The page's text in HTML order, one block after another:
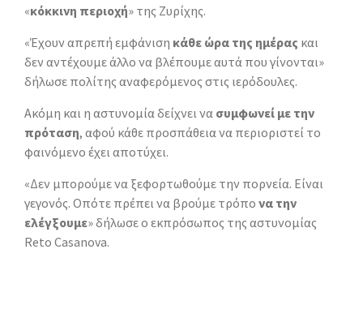
«κόκκινη περιοχή» της Ζυρίχης.
«Έχουν απρεπή εμφάνιση κάθε ώρα της ημέρας και
δεν αντέχουμε άλλο να βλέπουμε αυτά που γίνονται»
δήλωσε πολίτης αναφερόμενος στις ιερόδουλες.
Ακόμη και η αστυνομία δείχνει να συμφωνεί με την
πρόταση, αφού κάθε προσπάθεια να περιοριστεί το
φαινόμενο έχει αποτύχει.
«Δεν μπορούμε να ξεφορτωθούμε την πορνεία. Είναι
γεγονός. Οπότε πρέπει να βρούμε τρόπο να την
ελέγξουμε» δήλωσε ο εκπρόσωπος της αστυνομίας
Reto Casanova.